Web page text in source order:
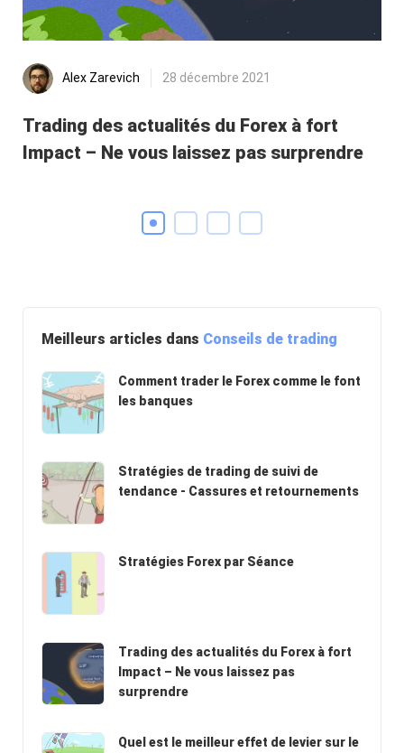
Alex Zarevich 28 décembre 2021
Trading des actualités du Forex à fort
Impact – Ne vous laissez pas surprendre
Meilleurs articles dans Conseils de trading
Comment trader le Forex comme le font
les banques
Stratégies de trading de suivi de
tendance - Cassures et retournements
Stratégies Forex par Séance
Trading des actualités du Forex à fort
Impact – Ne vous laissez pas
surprendre
Quel est le meilleur effet de levier sur le